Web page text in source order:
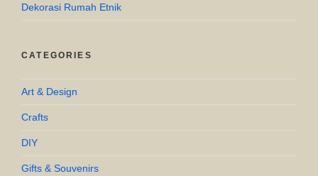
Dekorasi Rumah Etnik
CATEGORIES
Art & Design
Crafts
DIY
Gifts & Souvenirs